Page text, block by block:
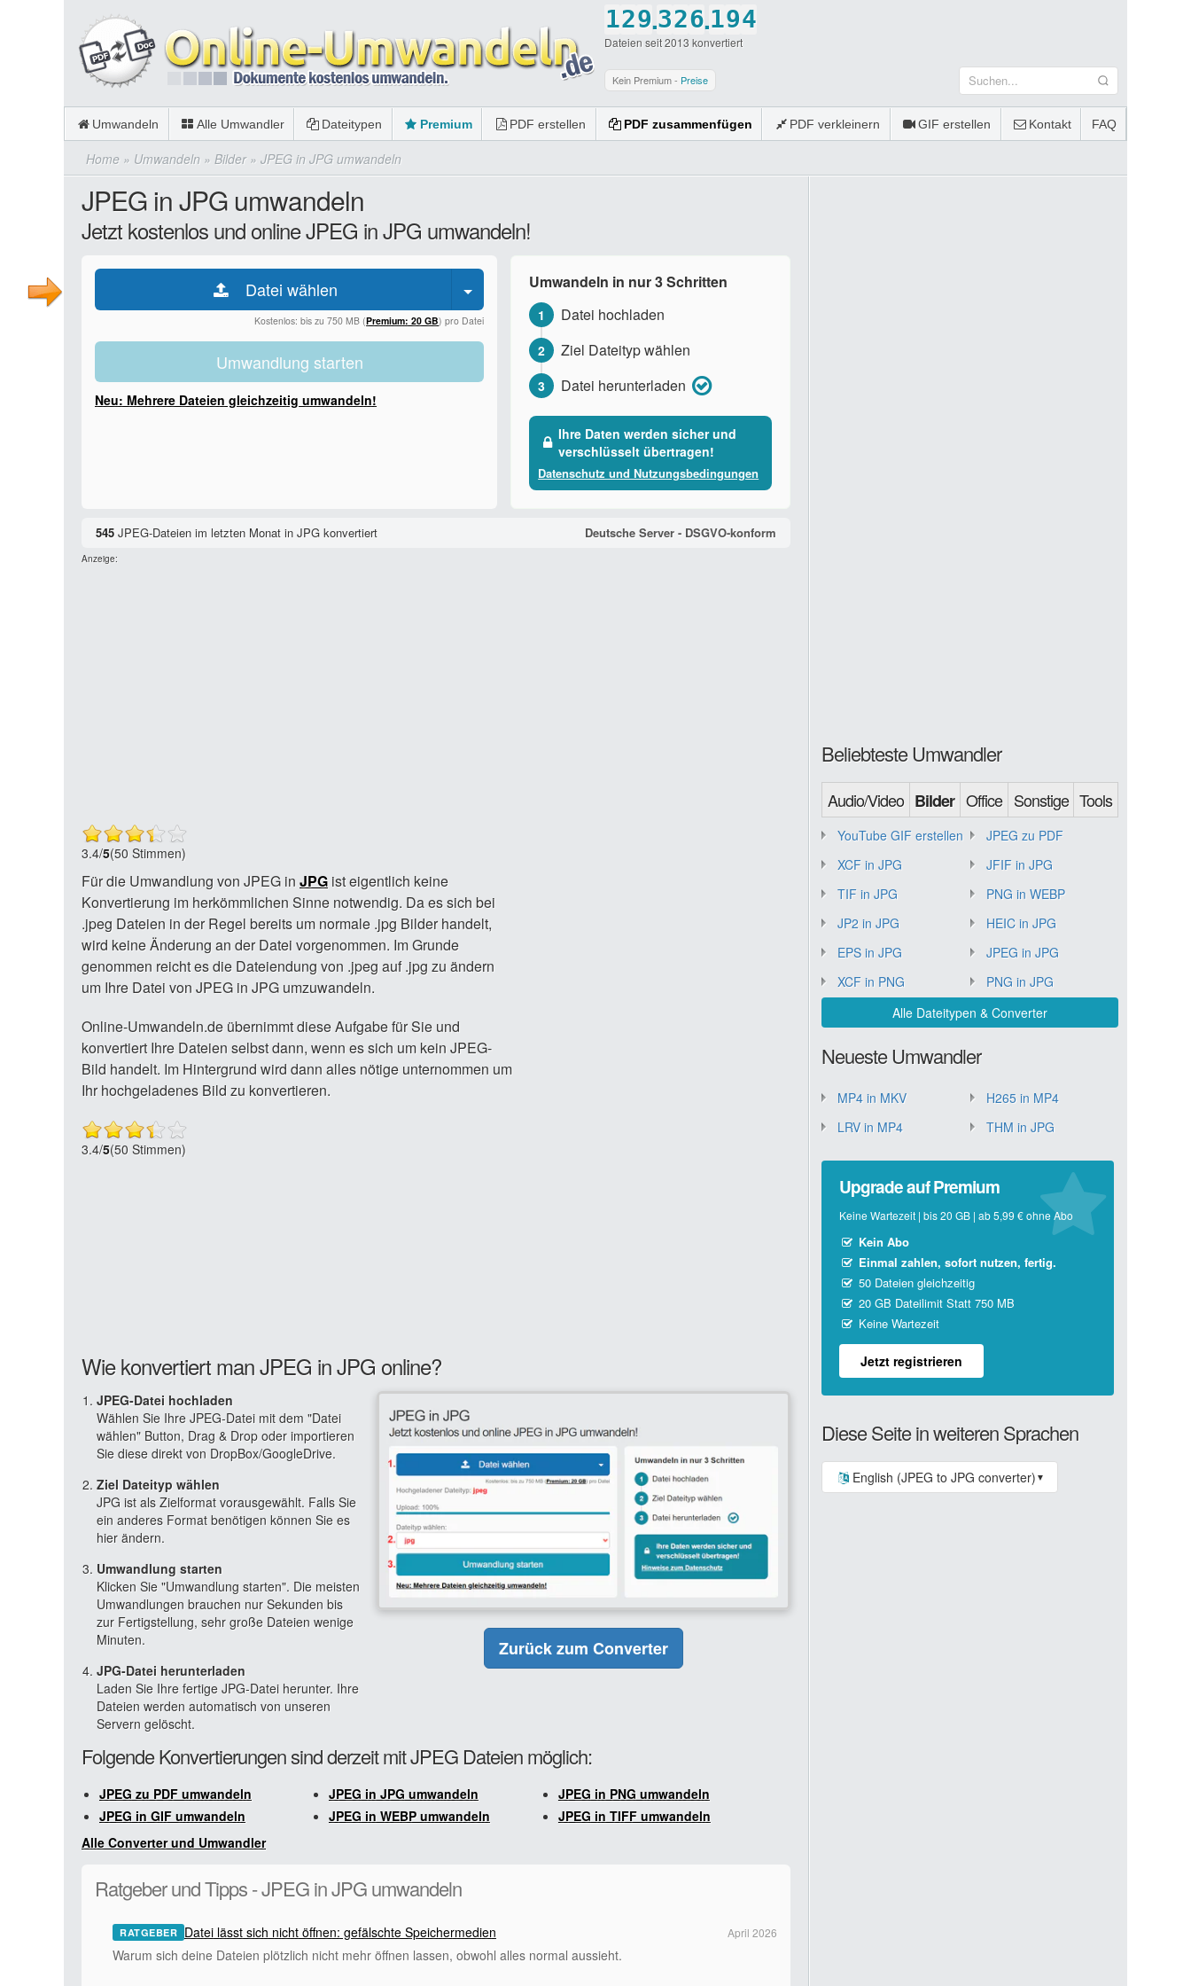
1
2
3
4
5
6
0
2
3
4
5
6
7
9
0
.3
4
5
6
7
8
2
3
4
5
6
7
6
7
8
9
0
.1
2
3
4
5
6
0
9
0
4
5
7
8
9
Dateien seit 2013 konvertiert
Kein Premium - Preise
Umwandeln Alle Umwandler Dateitypen Premium PDF erstellen PDF zusammenfügen PDF verkleinern GIF erstellen Kontakt FAQ
Home » Umwandeln » Bilder» JPEG in JPG umwandeln
JPEG in JPG umwandeln
Jetzt kostenlos und online JPEG in JPG umwandeln!
Datei wählen
Kostenlos: bis zu 750 MB (Premium: 20 GB) pro Datei
Umwandlung starten
Neu: Mehrere Dateien gleichzeitig umwandeln!
Umwandeln in nur 3 Schritten
1 Datei hochladen
2 Ziel Dateityp wählen
3 Datei herunterladen
Ihre Daten werden sicher und
verschlüsselt übertragen!
Datenschutz und Nutzungsbedingungen
545 JPEG-Dateien im letzten Monat in JPG konvertiert Deutsche Server - DSGVO-konform
Anzeige:
3.4/5(50 Stimmen)
Für die Umwandlung von JPEG in JPG ist eigentlich keine
Konvertierung im herkömmlichen Sinne notwendig. Da es sich bei
.jpeg Dateien in der Regel bereits um normale .jpg Bilder handelt,
wird keine Änderung an der Datei vorgenommen. Im Grunde
genommen reicht es die Dateiendung von .jpeg auf .jpg zu ändern
um Ihre Datei von JPEG in JPG umzuwandeln.
Online-Umwandeln.de übernimmt diese Aufgabe für Sie und
konvertiert Ihre Dateien selbst dann, wenn es sich um kein JPEG-
Bild handelt. Im Hintergrund wird dann alles nötige unternommen um
Ihr hochgeladenes Bild zu konvertieren.
3.4/5(50 Stimmen)
Wie konvertiert man JPEG in JPG online?
JPEG-Datei hochladen
Wählen Sie Ihre JPEG-Datei mit dem "Datei
wählen" Button, Drag & Drop oder importieren
Sie diese direkt von DropBox/GoogleDrive.
Ziel Dateityp wählen
JPG ist als Zielformat vorausgewählt. Falls Sie
ein anderes Format benötigen können Sie es
hier ändern.
Umwandlung starten
Klicken Sie "Umwandlung starten". Die meisten
Umwandlungen brauchen nur Sekunden bis
zur Fertigstellung, sehr große Dateien wenige
Minuten.
JPG-Datei herunterladen
Laden Sie Ihre fertige JPG-Datei herunter. Ihre
Dateien werden automatisch von unseren
Servern gelöscht.
Zurück zum Converter
Folgende Konvertierungen sind derzeit mit JPEG Dateien möglich:
JPEG zu PDF umwandeln JPEG in JPG umwandeln
JPEG in PNG umwandeln
JPEG in GIF umwandeln
JPEG in WEBP umwandeln
JPEG in TIFF umwandeln
Alle Converter und Umwandler
Ratgeber und Tipps - JPEG in JPG umwandeln
RATGEBER Datei lässt sich nicht öffnen: gefälschte Speichermedien April 2026
Warum sich deine Dateien plötzlich nicht mehr öffnen lassen, obwohl alles normal aussieht.
Beliebteste Umwandler
Audio/Video Bilder Office Sonstige Tools
YouTube GIF erstellen
JPEG zu PDF
XCF in JPG
JFIF in JPG
TIF in JPG
PNG in WEBP
JP2 in JPG
HEIC in JPG
EPS in JPG
JPEG in JPG
XCF in PNG
PNG in JPG
Alle Dateitypen & Converter
Neueste Umwandler
MP4 in MKV
H265 in MP4
LRV in MP4
THM in JPG
Upgrade auf Premium
Keine Wartezeit | bis 20 GB | ab 5,99 € ohne Abo
Kein Abo
Einmal zahlen, sofort nutzen, fertig.
50 Dateien gleichzeitig
20 GB Dateilimit Statt 750 MB
Keine Wartezeit
Jetzt registrieren
Diese Seite in weiteren Sprachen
English (JPEG to JPG converter) ▼